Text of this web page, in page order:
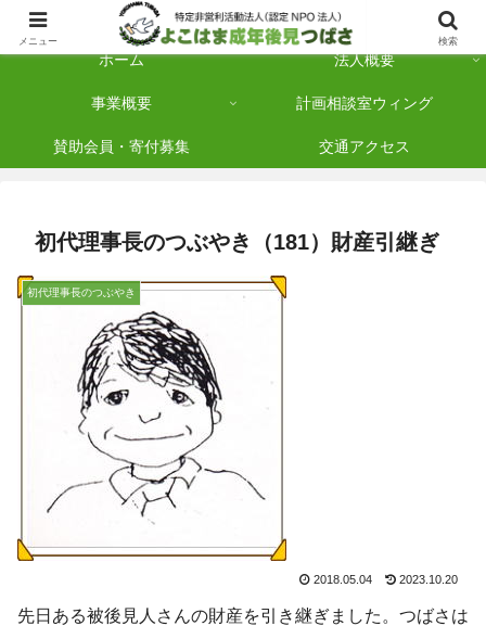
横浜市保土ケ谷区を拠点に「法人後見」を多数手がけている認定NPO法人です
ホーム 法人概要
事業概要 計画相談室ウィング
賛助会員・寄付募集 交通アクセス
初代理事長のつぶやき（181）財産引継ぎ
初代理事長のつぶやき
2018.05.04 2023.10.20
先日ある被後見人さんの財産を引き継ぎました。つばさは
メニュー 検索